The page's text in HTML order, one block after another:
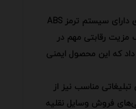
برای مثال اگر یک وسیله نقلیه موتوری دارای سیستم ترمز ABS
مزیت رقابتی مهم در
که این محصول ایمنی
مناسب نیز از
فروش وسایل نقلیه